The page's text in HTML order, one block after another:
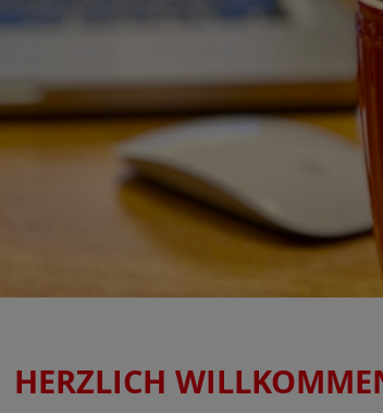
HERZLICH